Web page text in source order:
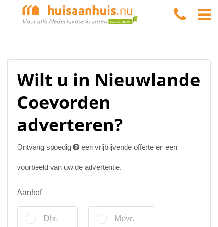
Wilt u in Nieuwlande
Coevorden
adverteren?
Ontvang spoedig een vrijblijvende offerte en een
voorbeeld van uw de advertentie.
Aanhef
Dhr. Mevr.